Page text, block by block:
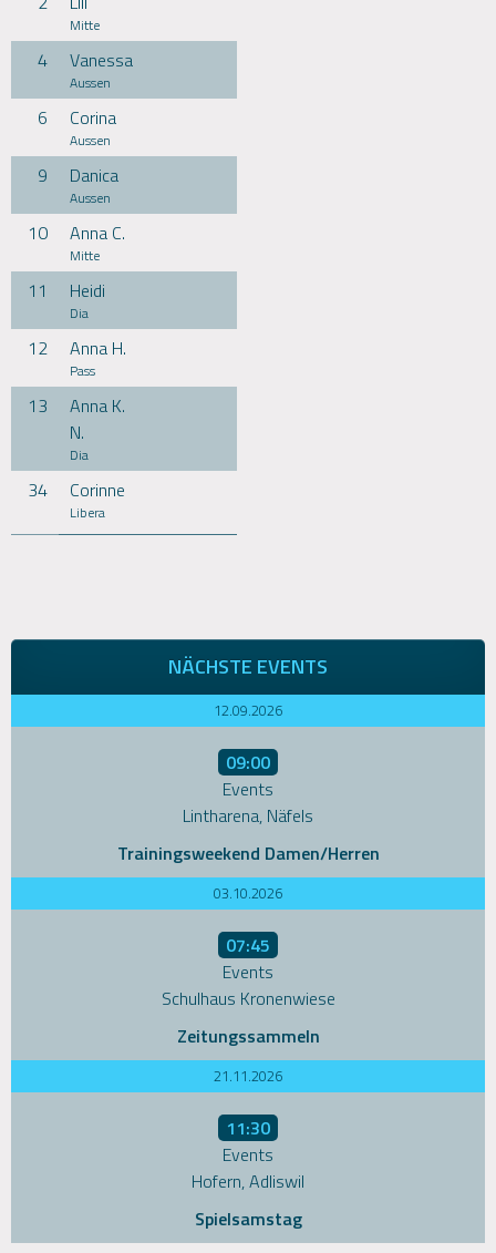
Mitte
4 Vanessa
Aussen
6 Corina
Aussen
9 Danica
Aussen
10 Anna C.
Mitte
11 Heidi
Dia
12 Anna H.
Pass
13
Anna K.
N.
Dia
34 Corinne
Libera
NÄCHSTE EVENTS
12.09.2026
09:00
Events
Lintharena, Näfels
Trainingsweekend Damen/Herren
03.10.2026
07:45
Events
Schulhaus Kronenwiese
Zeitungssammeln
21.11.2026
11:30
Events
Hofern, Adliswil
Spielsamstag